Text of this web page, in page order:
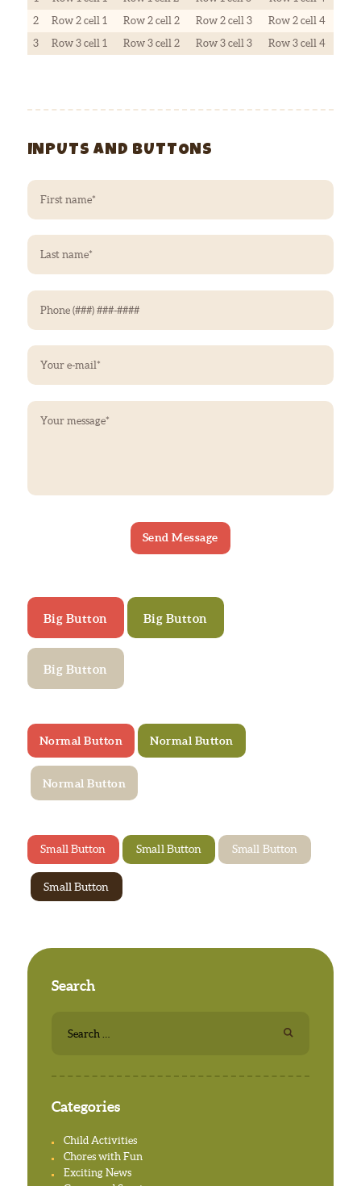
2
Row 2 cell 1 Row 2 cell 2 Row 2 cell 3
Row 2 cell 4
3
Row 3 cell 1 Row 3 cell 2 Row 3 cell 3 Row 3 cell 4
INPUTS AND BUTTONS
Big Button Big Button
Big Button
Normal Button Normal Button
Normal Button
Small Button Small Button Small Button
Small Button
Search
for:
Categories
Child Activities
Chores with Fun
Exciting News